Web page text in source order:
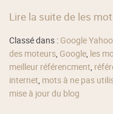
Lire la suite de les
Classé dans : Google
des moteurs, Google, les
meilleur référencment,
internet, mots à ne pas
mise à jour du blog